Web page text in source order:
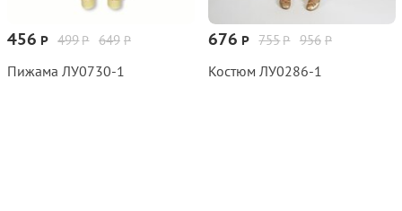
649 Р
499Р
456 Р
Пижама ЛУ0730‑1
956 Р
755Р
676 Р
Костюм ЛУ0286‑1